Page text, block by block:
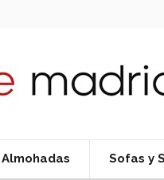
Almohadas Sofas y